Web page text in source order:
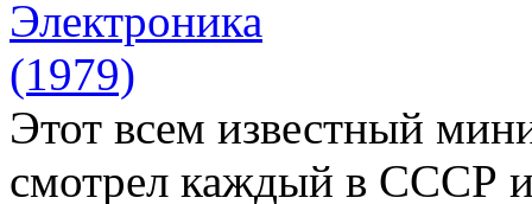
Этот всем известный
смотрел каждый в СССР